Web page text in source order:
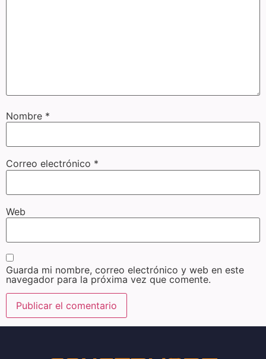
Nombre *
Correo electrónico *
Web
Guarda mi nombre, correo electrónico y web en este
navegador para la próxima vez que comente.